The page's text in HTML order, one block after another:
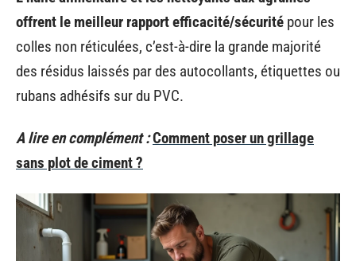
offrent le meilleur rapport efficacité/sécurité pour les
colles non réticulées, c’est-à-dire la grande majorité
des résidus laissés par des autocollants, étiquettes ou
rubans adhésifs sur du PVC.
A lire en complément :Comment poser un grillage
sans plot de ciment ?